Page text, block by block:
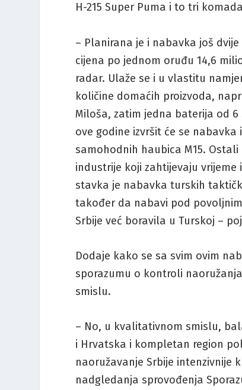
H-215 Super Puma i to tri
– Planirana je i nabavka još dvije
cijena po jednom oruđu 14,6
radar. Ulaže se i u vlastitu
količine domaćih proizvoda,
Miloša, zatim jedna baterija od 6
ove godine izvršit će se nabavka
samohodnih haubica M15.
industrije koji zahtijevaju
stavka je nabavka turskih
također da nabavi pod
Srbije već boravila u Turskoj –
Dodaje kako se sa svim ovim
sporazumu o kontroli
smislu.
– No, u kvalitativnom smislu,
i Hrvatska i kompletan region
naoružavanje Srbije intenzivnije
nadgledanja sprovođenja